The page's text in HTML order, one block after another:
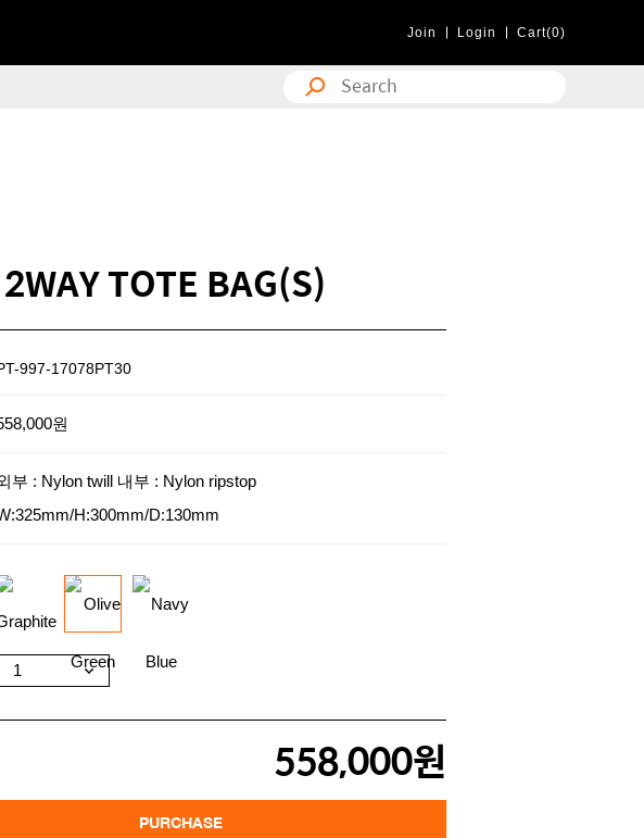
Join Login Cart(0)
TOTE BAG(S)
997-17078PT30
원
부 : Nylon twill 내부 : Nylon ripstop
H:300mm/D:130mm
558,000원
PURCHASE